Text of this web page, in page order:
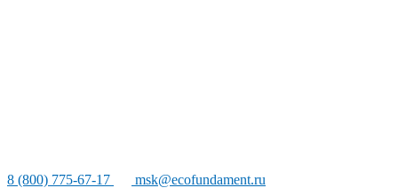
8 (800) 775-67-17 msk@ecofundament.ru